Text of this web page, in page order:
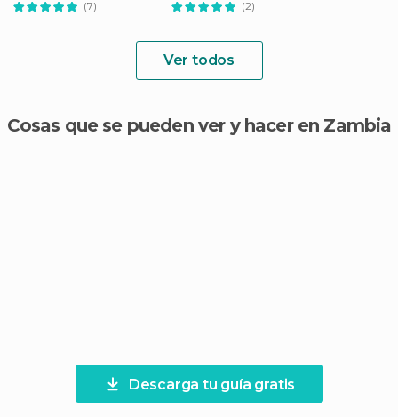
(7)
(2)
Ver todos
Cosas que se pueden ver y hacer en Zambia
Descarga tu guía gratis